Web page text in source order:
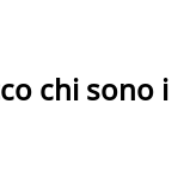
chi sono i